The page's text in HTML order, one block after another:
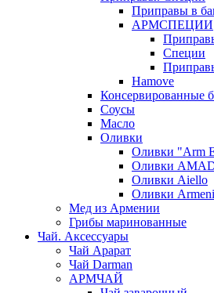
Приправы в
АРМСПЕЦИИ
Специи
Hamove
Консервированные
Соусы
Масло
Оливки
Оливки "Arm
Оливки
Оливки Aiello
Оливки
Мед из Армении
Грибы маринованные
Чай. Аксессуары
Чай Арарат
Чай Darman
АРМЧАЙ